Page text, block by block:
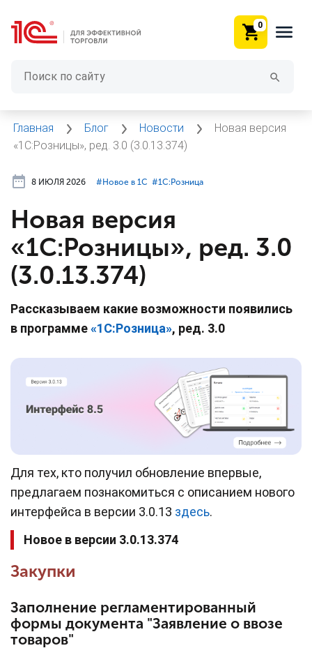
0
Главная Блог Новости
Новая версия
«1С:Розницы», ред. 3.0 (3.0.13.374)
8 ИЮЛЯ 2026 #⁣Новое в 1С #⁣1С:Розница
Новая версия
«1С:Розницы», ред. 3.0
(3.0.13.374)
Рассказываем какие возможности появились
в программе«1С:Розница», ред. 3.0
Для тех, кто получил обновление впервые,
предлагаем познакомиться с описанием нового
интерфейса в версии 3.0.13 здесь.
Новое в версии 3.0.13.374
Закупки
Заполнение регламентированный
формы документа "Заявление о ввозе
товаров"